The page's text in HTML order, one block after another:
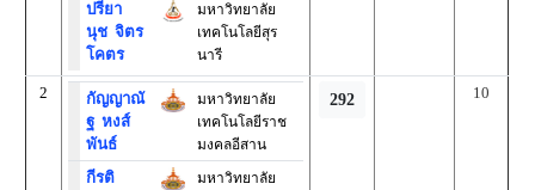
ปรียา
นุชจิตร
โคตร
มหาวิทยาลัย
เทคโนโลยีสุร
นารี
2
กัญญาณั
ฐหงส์
พันธ์
มหาวิทยาลัย
เทคโนโลยีราช
มงคลอีสาน
กีรติ
มหาวิทยาลัย
292 10